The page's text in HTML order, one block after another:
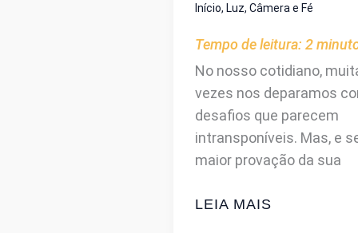
THERE
BE
LIGHT)
DUBLADO
NO
PALAVRA
VIVA
Início, Luz, Câmera e Fé
Tempo de leitura: 2
No nosso cotidiano,
vezes nos deparamos
desafios que parecem
intransponíveis. Mas, e
maior provação da sua
FILME:
LEIA MAIS